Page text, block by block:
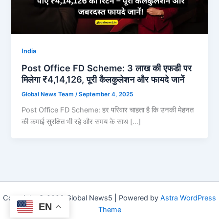
India
Post Office FD Scheme: 3 लाख की एफडी पर
मिलेगा ₹4,14,126, पूरी कैलकुलेशन और फायदे जानें
Global News Team /September 4, 2025
Post Office FD Scheme: हर परिवार चाहता है कि उनकी मेहनत
की कमाई सुरक्षित भी रहे और समय के साथ […]
Copyright © 2026 Global News5 | Powered by Astra WordPress
Theme
EN